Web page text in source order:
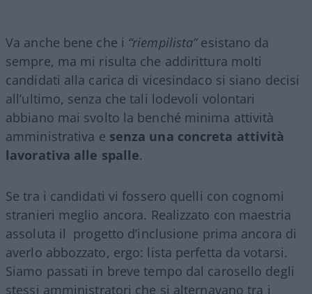
Va anche bene che i “riempilista”esistano da
sempre, ma mi risulta che addirittura molti
candidati alla carica di vicesindaco si siano decisi
all’ultimo, senza che tali lodevoli volontari
abbiano mai svolto la benché minima attività
amministrativa e senza una concreta attività
lavorativa alle spalle.
Se tra i candidati vi fossero quelli con cognomi
stranieri meglio ancora. Realizzato con maestria
assoluta il progetto d’inclusione prima ancora di
averlo abbozzato, ergo: lista perfetta da votarsi.
Siamo passati in breve tempo dal carosello degli
stessi amministratori che si alternavano tra i